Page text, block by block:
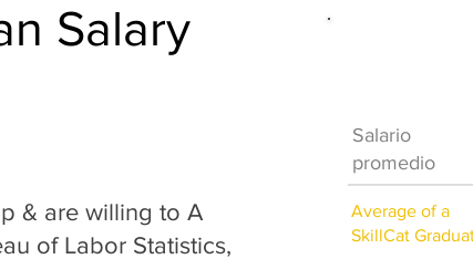
Salary
& are willing to A
of Labor Statistics,
Salario
promedio
Average of a
SkillCat